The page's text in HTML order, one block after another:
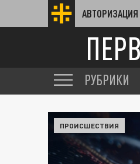
АВТОРИЗАЦИЯ
РУБРИКИ
ПРОИСШЕСТВИЯ